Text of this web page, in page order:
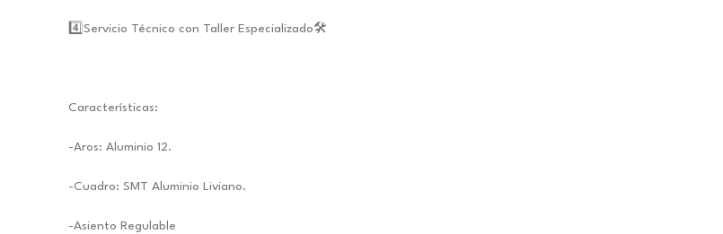
4️⃣Servicio Técnico con Taller Especializado🛠️
Características:
-Aros: Aluminio 12.
-Cuadro: SMT Aluminio Liviano.
-Asiento Regulable